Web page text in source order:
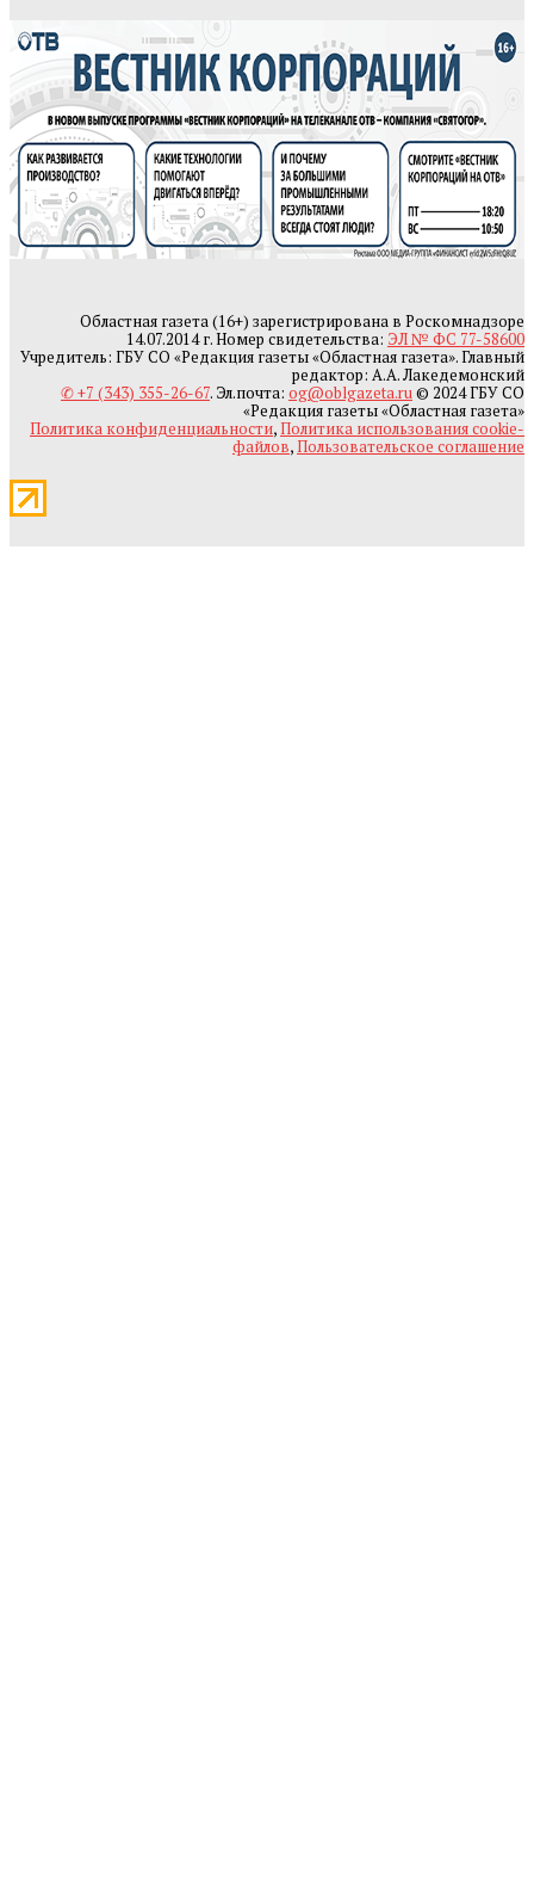
Областная газета (16+) зарегистрирована в Роскомнадзоре
14.07.2014 г. Номер свидетельства: ЭЛ № ФС 77-58600
Учредитель: ГБУ СО «Редакция газеты «Областная газета». Главный
редактор: А.А. Лакедемонский
✆ +7 (343) 355-26-67. Эл.почта: og@oblgazeta.ru© 2024 ГБУ СО
«Редакция газеты «Областная газета»
Политика конфиденциальности,Политика использования cookie-
файлов,Пользовательское соглашение